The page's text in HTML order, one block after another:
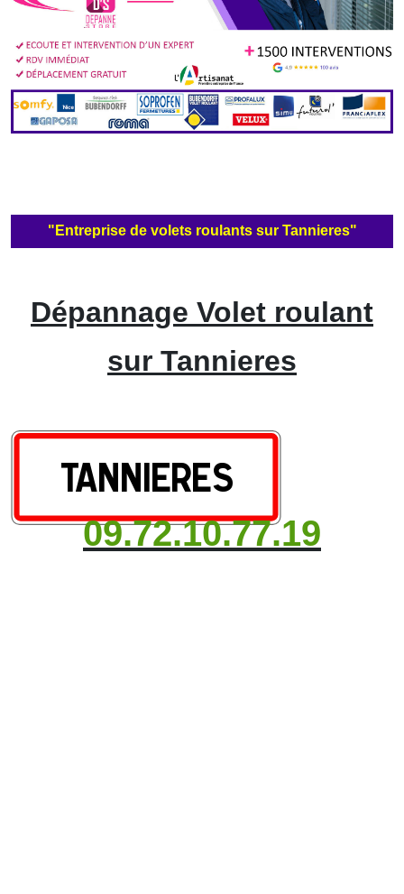
"Entreprise de volets roulants sur Tannieres"
Dépannage Volet roulant
sur Tannieres
09.72.10.77.19